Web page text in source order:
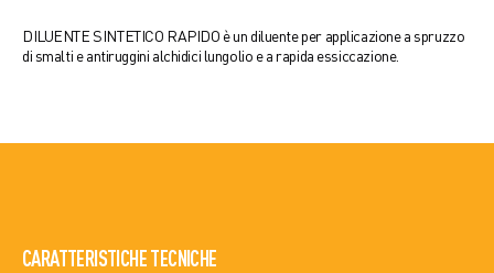
DILUENTE SINTETICO RAPIDO è un diluente per applicazione a spruzzo
di smalti e antiruggini alchidici lungolio e a rapida essiccazione.
CARATTERISTICHE TECNICHE